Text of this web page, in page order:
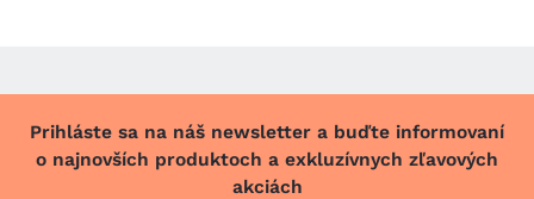
Prihláste sa na náš newsletter a buďte informovaní
o najnovších produktoch a exkluzívnych zľavových
akciách